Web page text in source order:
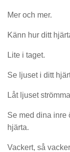
Mer och mer.
Känn hur ditt
Lite i taget.
Se ljuset i ditt
Låt ljuset
Se med dina inre
hjärta.
Vackert, så